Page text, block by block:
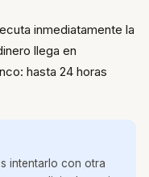
inmediatamente la
llega en
hasta 24 horas
intentarlo con otra